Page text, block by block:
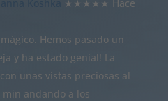
★★★★★ Hace
Hemos pasado un
y ha estado genial! La
unas vistas preciosas al
andando a los